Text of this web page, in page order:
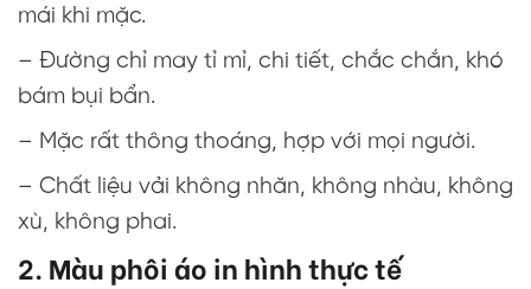
mái khi mặc.
– Đường chỉ may tỉ mỉ, chi tiết, chắc chắn, khó
bám bụi bẩn.
– Mặc rất thông thoáng, hợp với mọi người.
– Chất liệu vải không nhăn, không nhàu, không
xù, không phai.
2. Màu phôi áo in hình thực tế